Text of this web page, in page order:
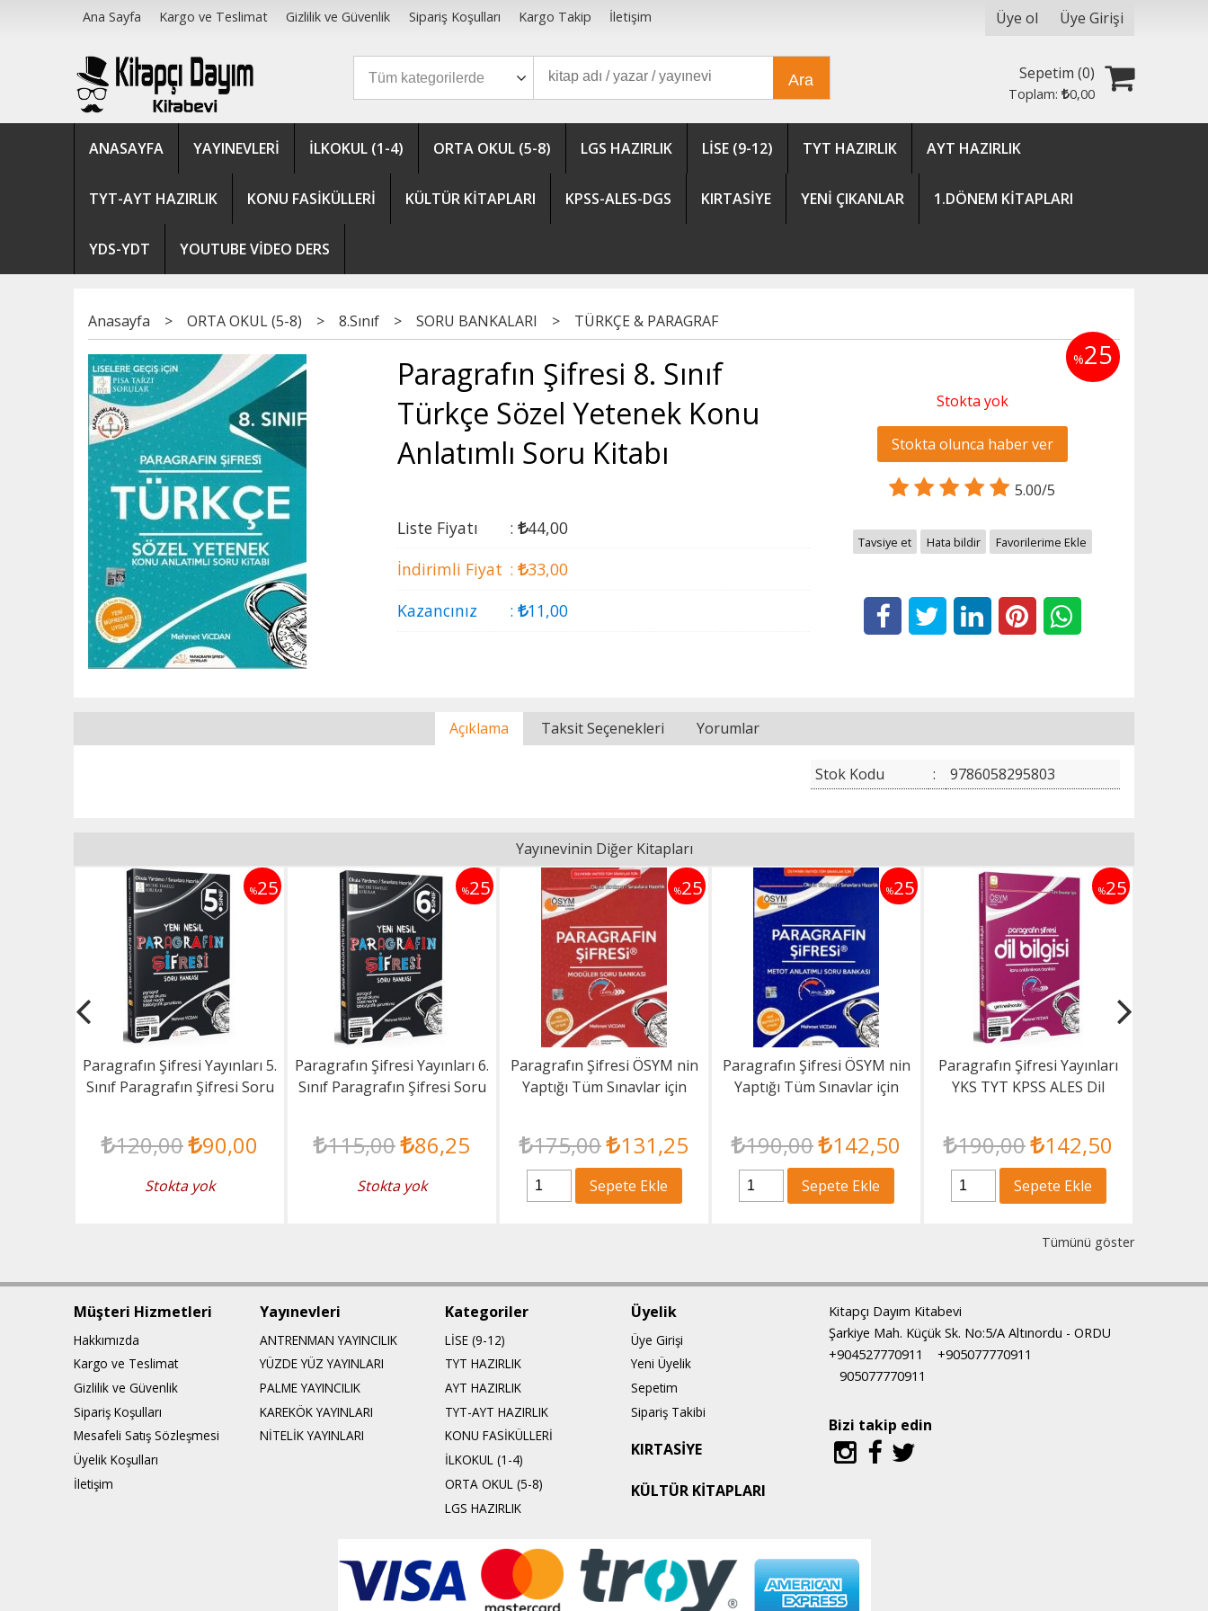
Ana Sayfa Kargo ve Teslimat Gizlilik ve Güvenlik Sipariş Koşulları Kargo Takip İletişim Üye ol Üye Girişi
Ara Sepetim (0)
Toplam: 0,00
ANASAYFA YAYINEVLERİ İLKOKUL (1-4) ORTA OKUL (5-8) LGS HAZIRLIK LİSE (9-12) TYT HAZIRLIK AYT HAZIRLIK
TYT-AYT HAZIRLIK KONU FASİKÜLLERİ KÜLTÜR KİTAPLARI KPSS-ALES-DGS KIRTASİYE YENİ ÇIKANLAR 1.DÖNEM KİTAPLARI
YDS-YDT YOUTUBE VİDEO DERS
Anasayfa > ORTA OKUL (5-8) > 8.Sınıf > SORU BANKALARI > TÜRKÇE & PARAGRAF
Paragrafın Şifresi 8. Sınıf
Türkçe Sözel Yetenek Konu
Anlatımlı Soru Kitabı
Liste Fiyatı : 44,00
İndirimli Fiyat : 33,00
Kazancınız
: 11,00
%25
Stokta yok
Stokta olunca haber ver
5.00/5
Tavsiye et Hata bildir Favorilerime Ekle
Açıklama Taksit Seçenekleri Yorumlar
Stok Kodu : 9786058295803
Yayınevinin Diğer Kitapları
%25
Paragrafın Şifresi Yayınları 5.
Sınıf Paragrafın Şifresi Soru
120,00 90,00
Stokta yok
%25
Paragrafın Şifresi Yayınları 6.
Sınıf Paragrafın Şifresi Soru
115,00 86,25
Stokta yok
%25
Paragrafın Şifresi ÖSYM nin
Yaptığı Tüm Sınavlar için
175,00 131,25
Sepete Ekle
%25
Paragrafın Şifresi ÖSYM nin
Yaptığı Tüm Sınavlar için
190,00 142,50
Sepete Ekle
%25
Paragrafın Şifresi Yayınları
YKS TYT KPSS ALES Dil
190,00 142,50
Sepete Ekle
Tümünü göster
Müşteri Hizmetleri
Hakkımızda
Kargo ve Teslimat
Gizlilik ve Güvenlik
Sipariş Koşulları
Mesafeli Satış Sözleşmesi
Üyelik Koşulları
İletişim
Yayınevleri
ANTRENMAN YAYINCILIK
YÜZDE YÜZ YAYINLARI
PALME YAYINCILIK
KAREKÖK YAYINLARI
NİTELİK YAYINLARI
Kategoriler
LİSE (9-12)
TYT HAZIRLIK
AYT HAZIRLIK
TYT-AYT HAZIRLIK
KONU FASİKÜLLERİ
İLKOKUL (1-4)
ORTA OKUL (5-8)
LGS HAZIRLIK
Üyelik
Üye Girişi
Yeni Üyelik
Sepetim
Sipariş Takibi
KIRTASİYE
KÜLTÜR KİTAPLARI
Kitapçı Dayım Kitabevi
Şarkiye Mah. Küçük Sk. No:5/A Altınordu - ORDU
+904527770911
+905077770911
905077770911
Bizi takip edin